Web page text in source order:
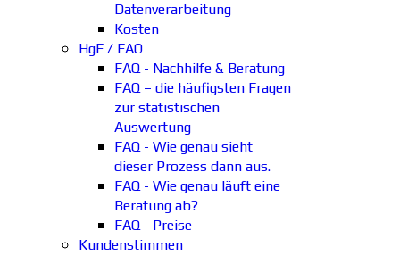
Datenverarbeitung
Kosten
HgF / FAQ
FAQ - Nachhilfe & Beratung
FAQ – die häufigsten Fragen
zur statistischen
Auswertung
FAQ - Wie genau sieht
dieser Prozess dann aus.
FAQ - Wie genau läuft eine
Beratung ab?
FAQ - Preise
Kundenstimmen